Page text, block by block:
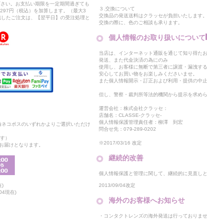
い。お支払い期限を一定期間過ぎても
円（税込）を加算します。（最大3
たご注文は、【翌平日】の受注処理と
コポスのいずれかよりご選択いただけ
）
届けとなります。
)
現在)
３.交換について
交換品の発送送料はクラッセが負担いたします
交換の際に、色のご相談も承ります。
個人情報のお取り扱いについて
当店は、インターネット通販を通じて知り得た
発送、また代金決済の為にのみ
使用し、お客様に無断で第三者に譲渡・漏洩す
安心してお買い物をお楽しみくださいませ。
また個人情報開示・訂正および利用・提供の中
但し、警察・裁判所等法的機関から提示を求め
運営会社：株式会社クラッセ：
店舗名：CLASSE-クラッセ-
個人情報保護管理責任者：柳澤 到宏
問合せ先：079-289-0202
※2017/03/16 改定
継続的改善
個人情報保護と管理に関して、継続的に見直し
2013/09/04改定
海外のお客様へお知らせ
・コンタクトレンズの海外発送は行っておりま